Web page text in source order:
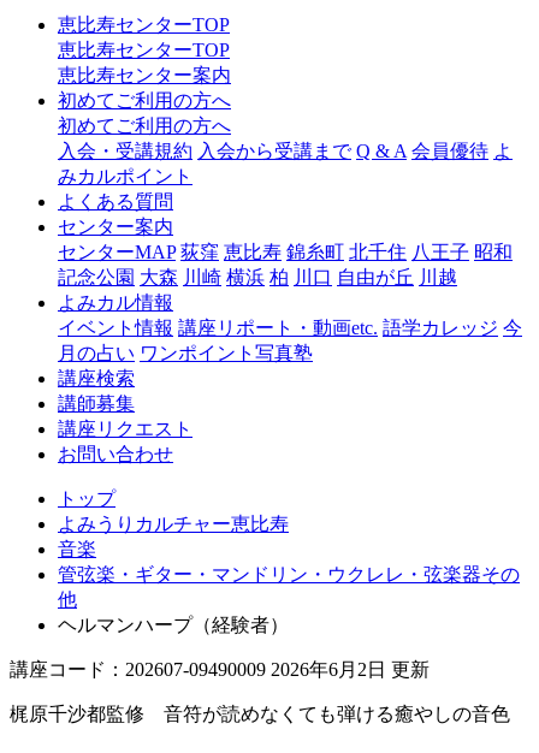
ャ
比
恵比寿センターTOP
恵比寿センターTOP
恵比寿センター案内
初めてご利用の方へ
初めてご利用の方へ
入会・受講規約 入会から受講まで Q & A 会員優待 よ
みカルポイント
よくある質問
センター案内
センターMAP 荻窪 恵比寿 錦糸町 北千住 八王子 昭和
記念公園 大森 川崎 横浜 柏 川口 自由が丘 川越
よみカル情報
イベント情報 講座リポート・動画etc. 語学カレッジ 今
月の占い ワンポイント写真塾
講座検索
講師募集
講座リクエスト
お問い合わせ
トップ
よみうりカルチャー恵比寿
音楽
管弦楽・ギター・マンドリン・ウクレレ・弦楽器その
他
ヘルマンハープ（経験者）
講座コード：202607-09490009 2026年6月2日 更新
梶原千沙都監修 音符が読めなくても弾ける癒やしの音色